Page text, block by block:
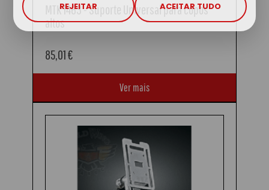
REJEITAR ACEITAR TUDO
MTK 1463 - Suporte Universal para copos
altos
85,01 €
Ver mais